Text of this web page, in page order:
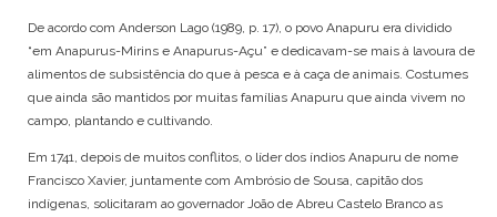
RONDÔNIA
RORAIMA
JURUNA
KAIAPÓ
KAINGANG
KAMBEBA
KANELA
KAPINAWÁ
KARAJÁ
KARIRI SAPUYÁ
De acordo com Anderson Lago (1989, p. 17), o povo Anapuru era dividido
“em Anapurus-Mirins e Anapurus-Açu” e dedicavam-se mais à lavoura de
alimentos de subsistência do que à pesca e à caça de animais. Costumes
que ainda são mantidos por muitas famílias Anapuru que ainda vivem no
campo, plantando e cultivando.
Em 1741, depois de muitos conflitos, o líder dos índios Anapuru de nome
Francisco Xavier, juntamente com Ambrósio de Sousa, capitão dos
indígenas, solicitaram ao governador João de Abreu Castelo Branco as